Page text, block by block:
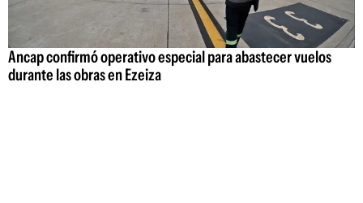
Ancap confirmó operativo especial para abastecer vuelos
durante las obras en Ezeiza